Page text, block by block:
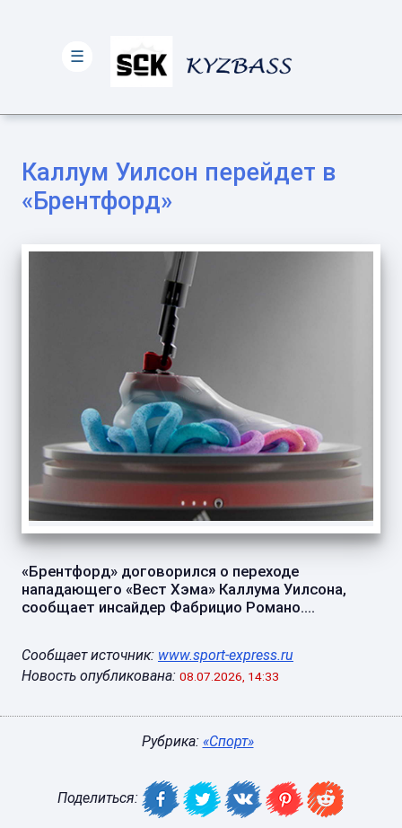
Каллум Уилсон перейдет в
«Брентфорд»
«Брентфорд» договорился о переходе
нападающего «Вест Хэма» Каллума Уилсона,
сообщает инсайдер Фабрицио Романо....
Сообщает источник: www.sport-express.ru
Новость опубликована: 08.07.2026, 14:33
Рубрика: «Спорт»
Поделиться:
☰